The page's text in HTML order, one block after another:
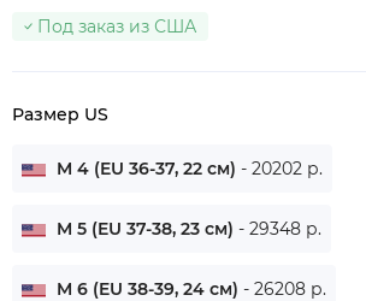
Под заказ из США
Размер US
M 4 (EU 36-37, 22 см) - 20202 р.
M 5 (EU 37-38, 23 см) - 29348 р.
M 6 (EU 38-39, 24 см) - 26208 р.